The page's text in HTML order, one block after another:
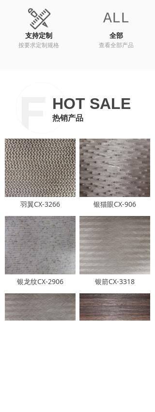
支持定制
按要求定制规格
全部
查看全部产品
ALL
HOT SALE
热销产品
羽翼CX-3266 银猫眼CX-906
银龙纹CX-2906 银箭CX-3318